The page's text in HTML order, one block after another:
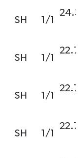
SH 1/1
SH 1/1
SH 1/1
SH 1/1